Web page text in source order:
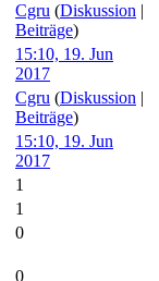
Cgru (Diskussion |
Beiträge)
15:10, 19. Jun
2017
Cgru (Diskussion |
Beiträge)
15:10, 19. Jun
2017
1
1
0
0